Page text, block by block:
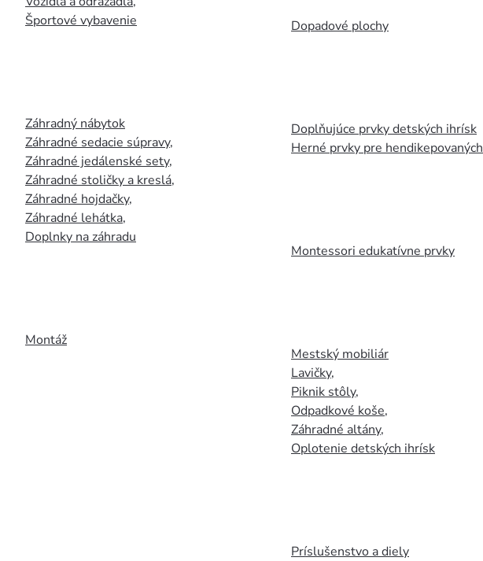
Športové vybavenie
Záhradný nábytok
Záhradné sedacie súpravy,
Záhradné jedálenské sety,
Záhradné stoličky a kreslá,
Záhradné hojdačky,
Záhradné lehátka,
Doplnky na záhradu
Montáž
Dopadové plochy
Doplňujúce prvky detských ihrísk
Herné prvky pre hendikepovaných
Montessori edukatívne prvky
Mestský mobiliár
Lavičky,
Piknik stôly,
Odpadkové koše,
Záhradné altány,
Oplotenie detských ihrísk
Príslušenstvo a diely